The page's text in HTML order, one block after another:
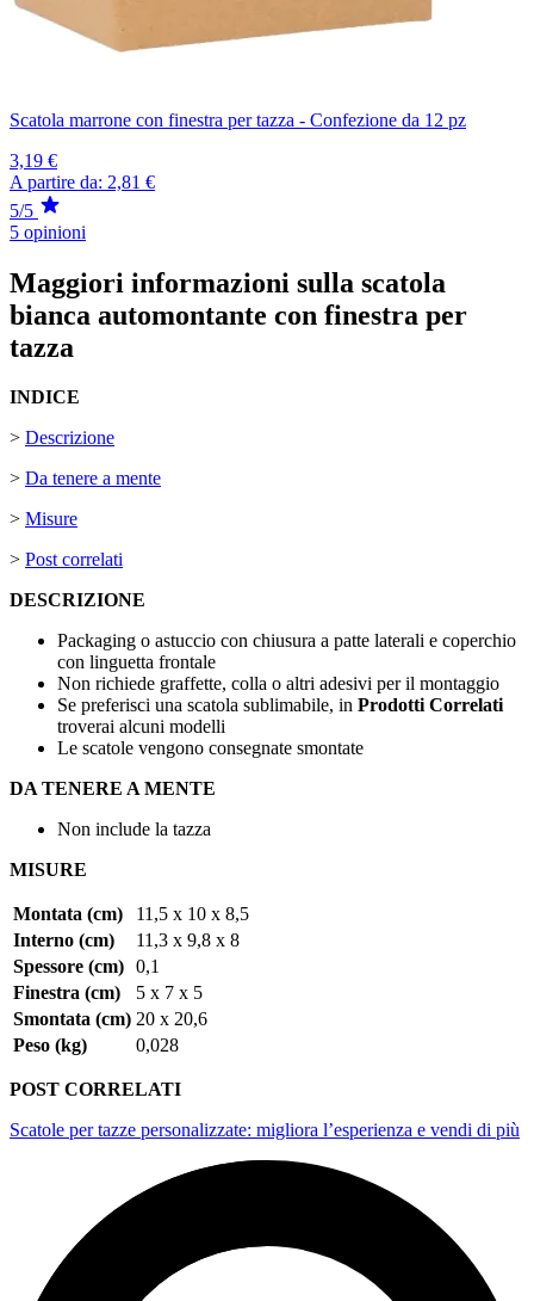
Scatola marrone con finestra per tazza - Confezione da 12 pz
3,19 €
A partire da: 2,81 €
5/5
5 opinioni
Maggiori informazioni sulla scatola
bianca automontante con finestra per
tazza
INDICE
> Descrizione
> Da tenere a mente
> Misure
> Post correlati
DESCRIZIONE
Packaging o astuccio con chiusura a patte laterali e coperchio
con linguetta frontale
Non richiede graffette, colla o altri adesivi per il montaggio
Se preferisci una scatola sublimabile, in Prodotti Correlati
troverai alcuni modelli
Le scatole vengono consegnate smontate
DA TENERE A MENTE
Non include la tazza
MISURE
Montata (cm)
11,5 x 10 x 8,5
Interno (cm)
11,3 x 9,8 x 8
Spessore (cm) 0,1
Finestra (cm)
5 x 7 x 5
Smontata (cm) 20 x 20,6
Peso (kg)
0,028
POST CORRELATI
Scatole per tazze personalizzate: migliora l’esperienza e vendi di più